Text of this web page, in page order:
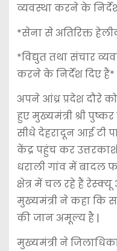
व्यवस्था करने के
*सेना से अतिरिक्त
*विद्युत तथा संचार
करने के निर्देश दिए हैं*
अपने आंध्र प्रदेश दौरे
हुए मुख्यमंत्री श्री
सीधे देहरादून आई टी
केंद्र पहुंच कर
धराली गांव में बादल
क्षेत्र में चल रहे हैं
मुख्यमंत्री ने कहा कि
की जान अमूल्य है |
मुख्यमंत्री ने